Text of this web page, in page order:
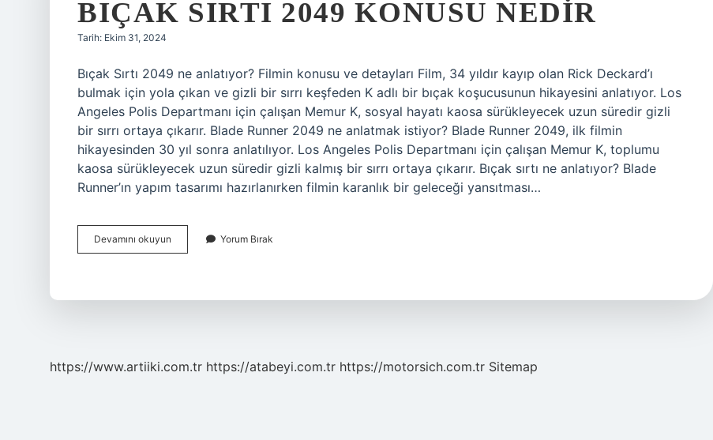
BIÇAK SIRTI 2049 KONUSU NEDIR
Tarih: Ekim 31, 2024
Bıçak Sırtı 2049 ne anlatıyor? Filmin konusu ve detayları Film, 34 yıldır kayıp olan Rick Deckard’ı
bulmak için yola çıkan ve gizli bir sırrı keşfeden K adlı bir bıçak koşucusunun hikayesini anlatıyor. Los
Angeles Polis Departmanı için çalışan Memur K, sosyal hayatı kaosa sürükleyecek uzun süredir gizli
bir sırrı ortaya çıkarır. Blade Runner 2049 ne anlatmak istiyor? Blade Runner 2049, ilk filmin
hikayesinden 30 yıl sonra anlatılıyor. Los Angeles Polis Departmanı için çalışan Memur K, toplumu
kaosa sürükleyecek uzun süredir gizli kalmış bir sırrı ortaya çıkarır. Bıçak sırtı ne anlatıyor? Blade
Runner’ın yapım tasarımı hazırlanırken filmin karanlık bir geleceği yansıtması…
Devamını okuyun
Sırtı
Yorum Bırak
https://www.artiiki.com.tr https://atabeyi.com.tr https://motorsich.com.tr Sitemap